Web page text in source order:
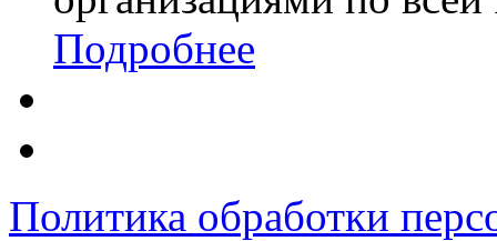
Подробнее
Политика обработки